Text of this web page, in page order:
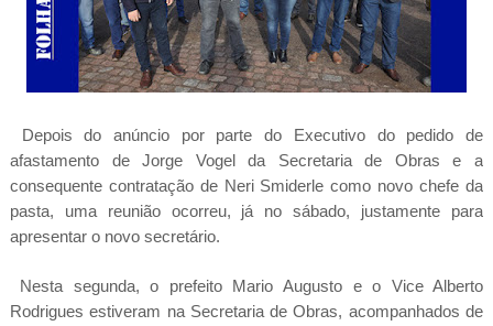
Depois do anúncio por parte do Executivo do pedido de
afastamento de Jorge Vogel da Secretaria de Obras e a
consequente contratação de Neri Smiderle como novo chefe da
pasta, uma reunião ocorreu, já no sábado, justamente para
apresentar o novo secretário.
Nesta segunda, o prefeito Mario Augusto e o Vice Alberto
Rodrigues estiveram na Secretaria de Obras, acompanhados de